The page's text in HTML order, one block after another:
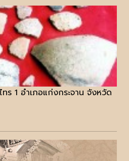
ร 1 อำเภอแก่งกระจาน จังหวัด